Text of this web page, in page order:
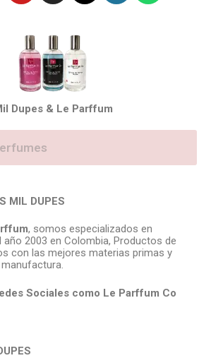
Dupes & Le Parffum
MIL DUPES
, somos especializados en
2003 en Colombia, Productos de
con las mejores materias primas y
Sociales como Le Parffum Co